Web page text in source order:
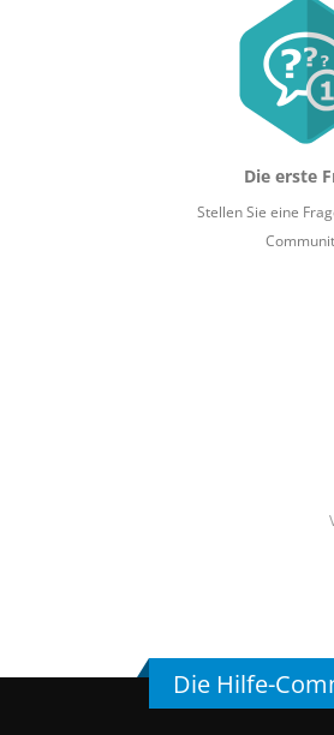
Die erste
Stellen Sie eine
Die Hilfe-